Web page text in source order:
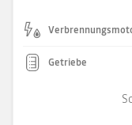
Getriebe